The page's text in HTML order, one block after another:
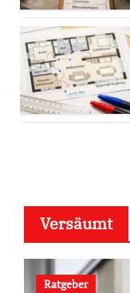
Versäumt
Ratgeber